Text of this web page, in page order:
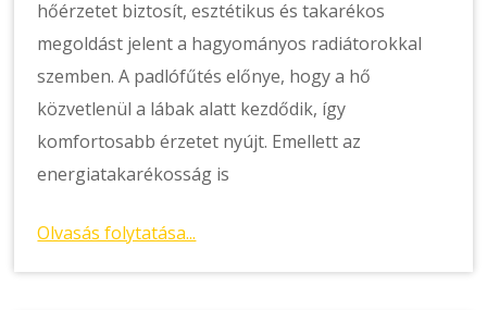
hőérzetet biztosít, esztétikus és takarékos
megoldást jelent a hagyományos radiátorokkal
szemben. A padlófűtés előnye, hogy a hő
közvetlenül a lábak alatt kezdődik, így
komfortosabb érzetet nyújt. Emellett az
energiatakarékosság is
Olvasás folytatása...